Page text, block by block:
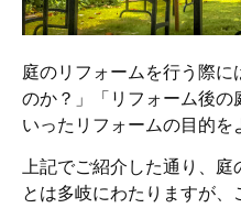
庭のリフォームを行う際
のか？」「リフォーム後の
いったリフォームの目的を
上記でご紹介した通り、
とは多岐にわたりますが